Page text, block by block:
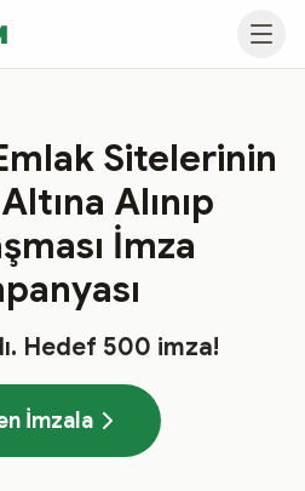
Sitelerinin
Alınıp
İmza
. Hedef 500 imza!
İmzala